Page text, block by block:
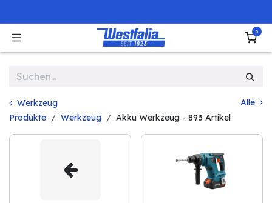
0
Werkzeug
Alle
Produkte
Werkzeug Akku Werkzeug - 893 Artikel